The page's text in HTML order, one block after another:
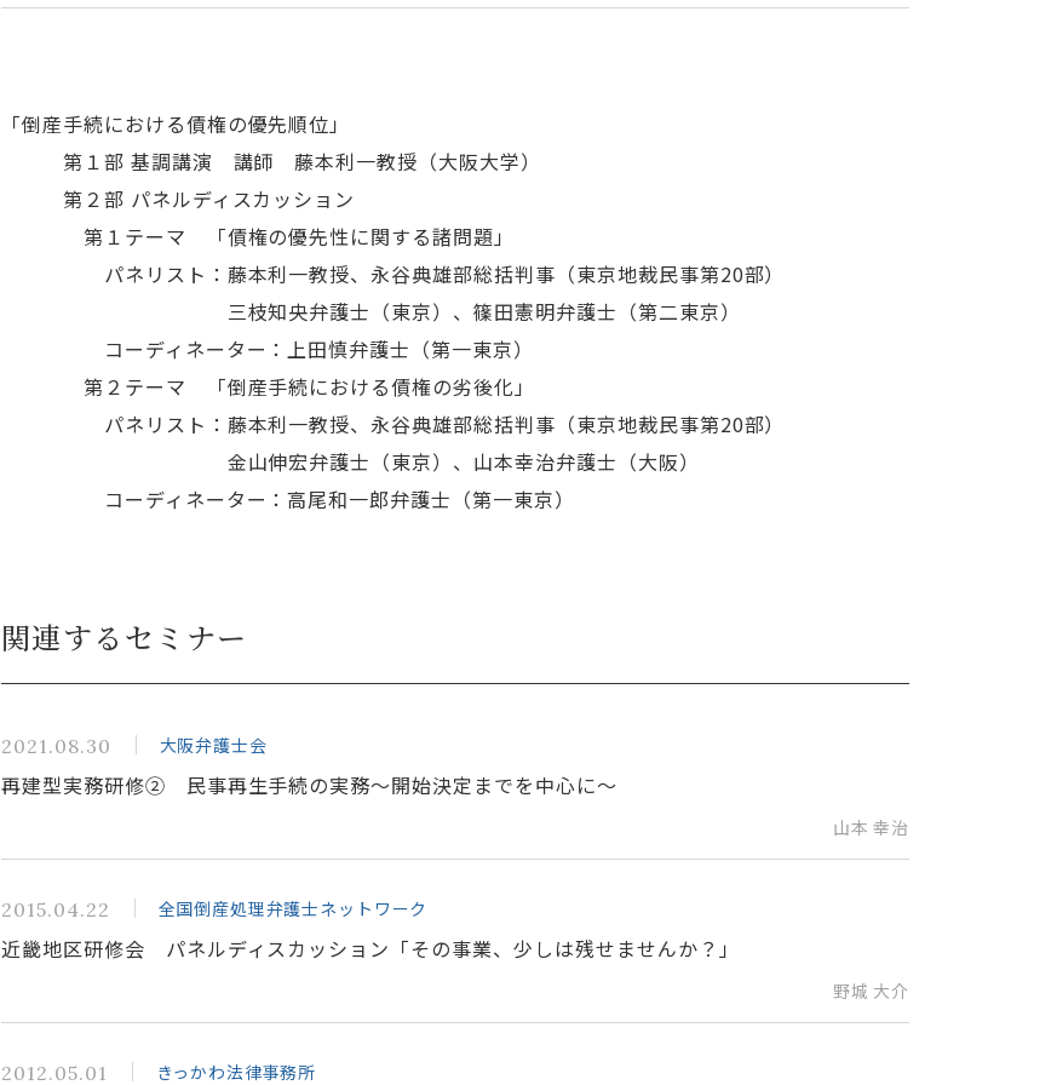
「倒産手続における債権の優先順位」
第１部 基調講演 講師 藤本利一教授（大阪大学）
第２部 パネルディスカッション
第１テーマ 「債権の優先性に関する諸問題」
パネリスト：藤本利一教授、永谷典雄部総括判事（東京地裁民事第20部）
三枝知央弁護士（東京）、篠田憲明弁護士（第二東京）
コーディネーター：上田慎弁護士（第一東京）
第２テーマ 「倒産手続における債権の劣後化」
パネリスト：藤本利一教授、永谷典雄部総括判事（東京地裁民事第20部）
金山伸宏弁護士（東京）、山本幸治弁護士（大阪）
コーディネーター：高尾和一郎弁護士（第一東京）
関連するセミナー
2021.08.30 大阪弁護士会
再建型実務研修② 民事再生手続の実務～開始決定までを中心に～
山本 幸治
2015.04.22 全国倒産処理弁護士ネットワーク
近畿地区研修会 パネルディスカッション「その事業、少しは残せませんか？」
野城 大介
2012.05.01 きっかわ法律事務所